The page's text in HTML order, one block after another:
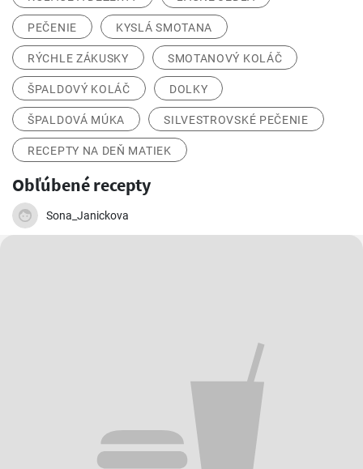
PEČENIE KYSLÁ SMOTANA
RÝCHLE ZÁKUSKY SMOTANOVÝ KOLÁČ
ŠPALDOVÝ KOLÁČ DOLKY
ŠPALDOVÁ MÚKA SILVESTROVSKÉ PEČENIE
RECEPTY NA DEŇ MATIEK
Obľúbené recepty
Sona_Janickova